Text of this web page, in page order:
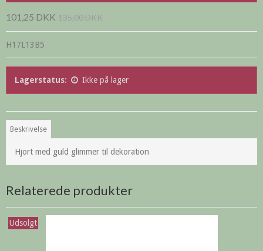
101,25 DKK 135,00 DKK
H17L13B5
Lagerstatus: Ikke på lager
Beskrivelse
Hjort med guld glimmer til dekoration
Relaterede produkter
Udsolgt